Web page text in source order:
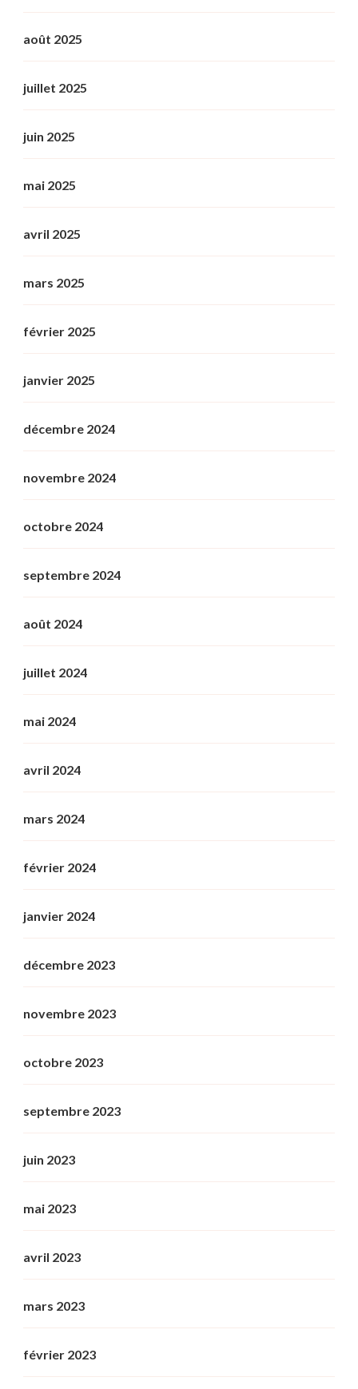
août 2025
juillet 2025
juin 2025
mai 2025
avril 2025
mars 2025
février 2025
janvier 2025
décembre 2024
novembre 2024
octobre 2024
septembre 2024
août 2024
juillet 2024
mai 2024
avril 2024
mars 2024
février 2024
janvier 2024
décembre 2023
novembre 2023
octobre 2023
septembre 2023
juin 2023
mai 2023
avril 2023
mars 2023
février 2023